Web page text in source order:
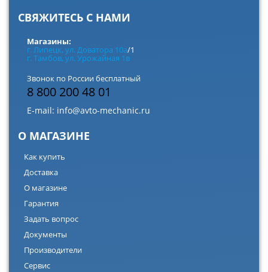
СВЯЖИТЕСЬ С НАМИ
Магазины:
г. Липецк, ул. Доватора 10а/1
г. Тамбов, ул. Урожайная 1в
Звонок по России бесплатный
8 800 200 48 01
E-mail: info@avto-mechanic.ru
О МАГАЗИНЕ
Как купить
Доставка
О магазине
Гарантия
Задать вопрос
Документы
Производители
Сервис